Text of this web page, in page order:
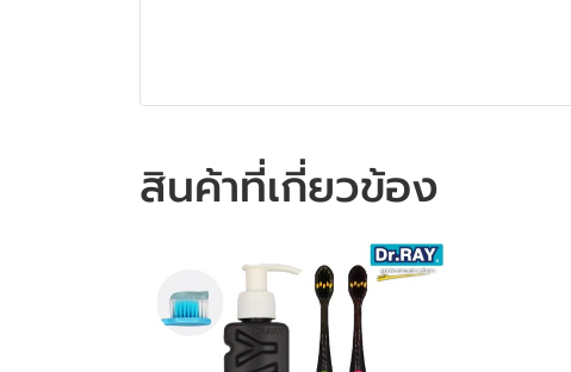
สินค้าที่เกี่ยวข้อง